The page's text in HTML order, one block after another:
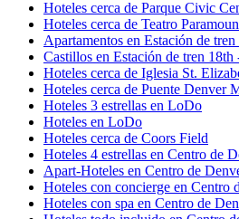
Hoteles cerca de Parque Civic
Hoteles cerca de Teatro
Apartamentos en Estación de
Castillos en Estación de tren 18th
Hoteles cerca de Iglesia St.
Hoteles cerca de Puente Denver
Hoteles 3 estrellas en LoDo
Hoteles en LoDo
Hoteles cerca de Coors Field
Hoteles 4 estrellas en Centro de
Apart-Hoteles en Centro de
Hoteles con concierge en Centro
Hoteles con spa en Centro de